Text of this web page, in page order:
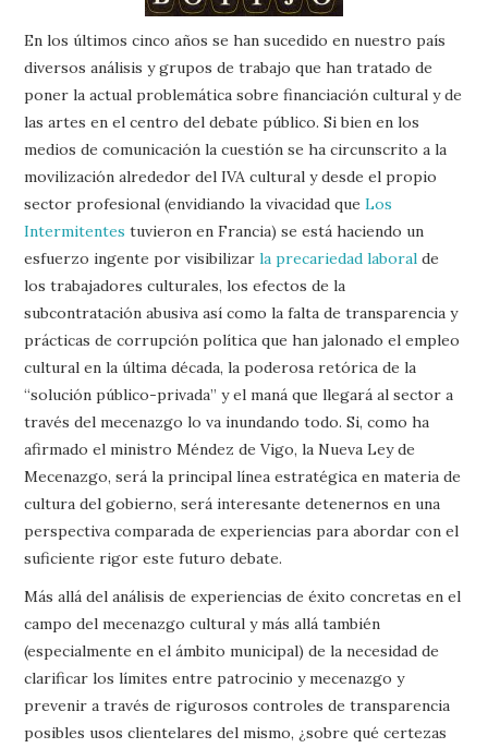
En los últimos cinco años se han sucedido en nuestro país
diversos análisis y grupos de trabajo que han tratado de
poner la actual problemática sobre financiación cultural y de
las artes en el centro del debate público. Si bien en los
medios de comunicación la cuestión se ha circunscrito a la
movilización alrededor del IVA cultural y desde el propio
sector profesional (envidiando la vivacidad queLos
Intermitentes tuvieron en Francia) se está haciendo un
esfuerzo ingente por visibilizarla precariedad laboral de
los trabajadores culturales, los efectos de la
subcontratación abusiva así como la falta de transparencia y
prácticas de corrupción política que han jalonado el empleo
cultural en la última década, la poderosa retórica de la
“solución público-privada” y el maná que llegará al sector a
través del mecenazgo lo va inundando todo. Si, como ha
afirmado el ministro Méndez de Vigo, la Nueva Ley de
Mecenazgo, será la principal línea estratégica en materia de
cultura del gobierno, será interesante detenernos en una
perspectiva comparada de experiencias para abordar con el
suficiente rigor este futuro debate.
Más allá del análisis de experiencias de éxito concretas en el
campo del mecenazgo cultural y más allá también
(especialmente en el ámbito municipal) de la necesidad de
clarificar los límites entre patrocinio y mecenazgo y
prevenir a través de rigurosos controles de transparencia
posibles usos clientelares del mismo, ¿sobre qué certezas